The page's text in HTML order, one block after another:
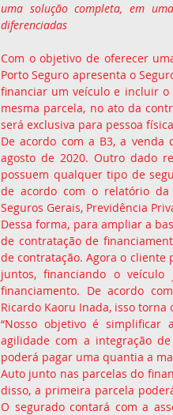
uma solução completa, em
diferenciadas
Com o objetivo de oferecer
Porto Seguro apresenta o
financiar um veículo e incluir o
mesma parcela, no ato da
será exclusiva para pessoa
De acordo com a B3, a
agosto de 2020. Outro dado
possuem qualquer tipo de
de acordo com o relatório da
Seguros Gerais, Previdência
Dessa forma, para ampliar a
de contratação de
de contratação. Agora o cliente
juntos, financiando o
financiamento. De acordo
Ricardo Kaoru Inada, isso
“Nosso objetivo é simplificar
agilidade com a integração
poderá pagar uma quantia a
Auto junto nas parcelas do
disso, a primeira parcela
O segurado contará com a